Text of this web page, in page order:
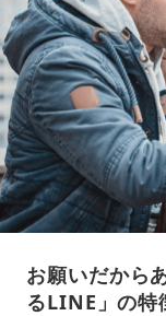
お願いだから
るLINE」の特